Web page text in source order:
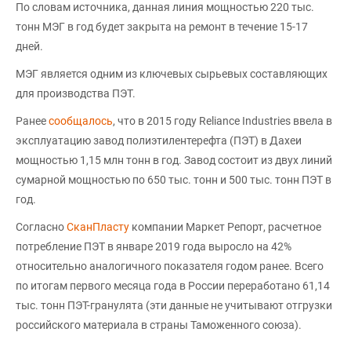
По словам источника, данная линия мощностью 220 тыс.
тонн МЭГ в год будет закрыта на ремонт в течение 15-17
дней.
МЭГ является одним из ключевых сырьевых составляющих
для производства ПЭТ.
Ранеесообщалось, что в 2015 году Reliance Industries ввела в
эксплуатацию завод полиэтилентерефта (ПЭТ) в Дахеи
мощностью 1,15 млн тонн в год. Завод состоит из двух линий
сумарной мощностью по 650 тыс. тонн и 500 тыс. тонн ПЭТ в
год.
СогласноСканПласту компании Маркет Репорт, расчетное
потребление ПЭТ в январе 2019 года выросло на 42%
относительно аналогичного показателя годом ранее. Всего
по итогам первого месяца года в России переработано 61,14
тыс. тонн ПЭТ-гранулята (эти данные не учитывают отгрузки
российского материала в страны Таможенного союза).